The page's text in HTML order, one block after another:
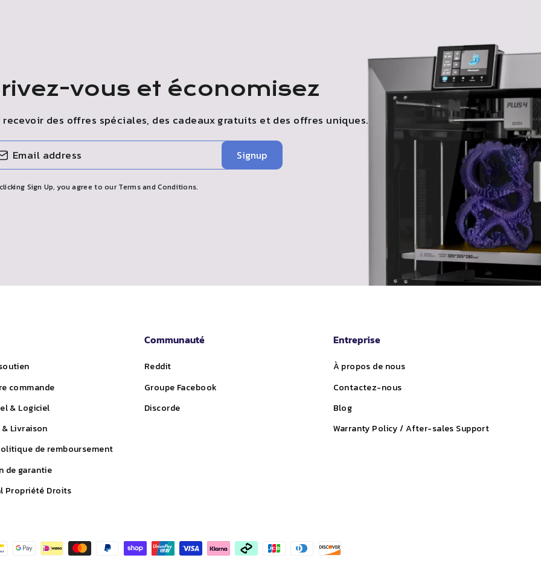
vous et économisez
des offres spéciales, des cadeaux gratuits et des offres uniques.
Signup
Sign Up, you agree to our Terms and Conditions.
commande
& Logiciel
Livraison
de remboursement
de garantie
Propriété Droits
Communauté
Reddit
Groupe Facebook
Discorde
Entreprise
À propos de nous
Contactez-nous
Blog
Warranty Policy / After-sales Support